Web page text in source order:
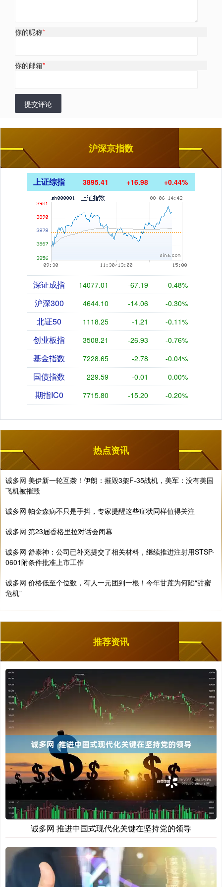
你的昵称*
你的邮箱*
提交评论
沪深京指数
上证综指 3895.41 +16.98 +0.44%
深证成指 14077.01 -67.19 -0.48%
沪深300 4644.10 -14.06 -0.30%
北证50 1118.25 -1.21 -0.11%
创业板指 3508.21 -26.93 -0.76%
基金指数 7228.65 -2.78 -0.04%
国债指数 229.59 -0.01 0.00%
期指IC0 7715.80 -15.20 -0.20%
热点资讯
诚多网 美伊新一轮互袭！伊朗：摧毁3架F-35战机，美军：没有美国
飞机被摧毁
诚多网 帕金森病不只是手抖，专家提醒这些症状同样值得关注
诚多网 第23届香格里拉对话会闭幕
诚多网 舒泰神：公司已补充提交了相关材料，继续推进注射用STSP-
0601附条件批准上市工作
诚多网 价格低至个位数，有人一元团到一根！今年甘蔗为何陷“甜蜜
危机”
推荐资讯
诚多网 推进中国式现代化关键在坚持党的领导